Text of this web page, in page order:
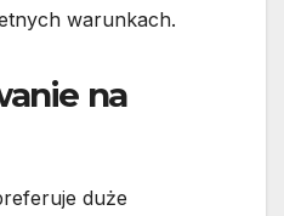
warunkach.
na
duże